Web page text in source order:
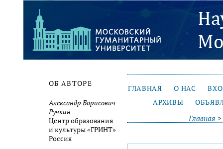
ОБ АВТОРЕ
Александр Борисович
Ручкин
Центр образования
и культуры «ГРИНТ»
Россия
ГЛАВНАЯ О НАС
АРХИВЫ
Главная >